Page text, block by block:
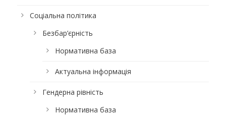
Соціальна політика
Безбар’єрність
Нормативна база
Актуальна інформація
Гендерна рівність
Нормативна база